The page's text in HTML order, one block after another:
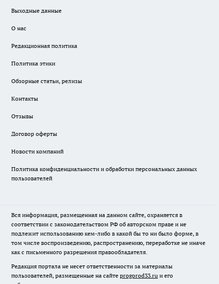
Выходные данные
О нас
Редакционная политика
Политика этики
Обзорные статьи, релизы
Контакты
Отзывы
Договор оферты
Новости компаний
Политика конфиденциальности и обработки персональных данных
пользователей
Вся информация, размещенная на данном сайте, охраняется в
соответствии с законодательством РФ об авторском праве и не
подлежит использованию кем-либо в какой бы то ни было форме, в
том числе воспроизведению, распространению, переработке не иначе
как с письменного разрешения правообладателя.
Редакция портала не несет ответственности за материалы
пользователей, размещенные на сайте progorod33.ru и его